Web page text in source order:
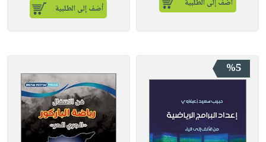
أضف إلى الطلبية أضف إلى الطلبية
%5